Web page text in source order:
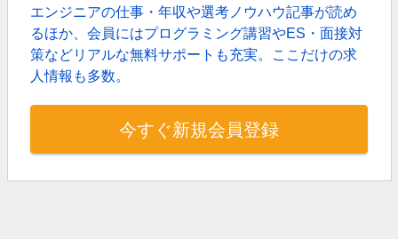
エンジニアの仕事・年収や選考ノウハウ記事が読め
るほか、会員にはプログラミング講習やES・面接対
策などリアルな無料サポートも充実。 ここだけの求
人情報も多数。
今すぐ新規会員登録